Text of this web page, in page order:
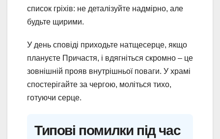
список гріхів: не деталізуйте надмірно, але
будьте щирими.
У день сповіді приходьте натщесерце, якщо
плануєте Причастя, і вдягніться скромно – це
зовнішній прояв внутрішньої поваги. У храмі
спостерігайте за чергою, моліться тихо,
готуючи серце.
Типові помилки під час